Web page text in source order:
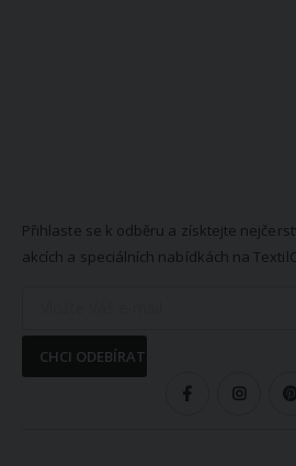
Přihlaste se k odběru a získtejte
akcích a speciálních nabídkách na
CHCI ODEBÍRAT